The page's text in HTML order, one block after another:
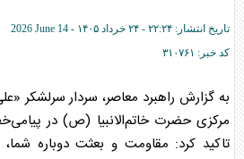
تاریخ انتشار: ۲۲:۲۴ - ۲۴ خرداد ۱۴۰۵ -
2026 June 14
کد خبر: ۳۱۰۷۶۱
به گزارش راهبرد معاصر، سردار سرلشکر
مرکزی حضرت خاتم‌الانبیا (ص) در
تاکید کرد: مقاومت و بعثت دوباره